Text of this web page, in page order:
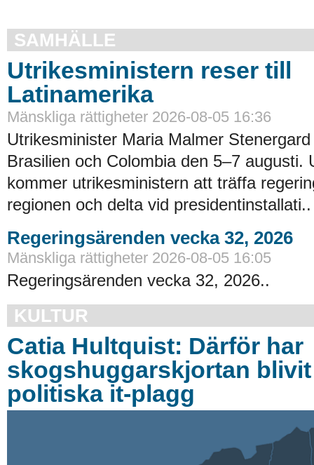
SAMHÄLLE
Utrikesministern reser till
Latinamerika
Mänskliga rättigheter 2026-08-05 16:36
Utrikesminister Maria Malmer
Brasilien och Colombia den 5–7 augusti.
kommer utrikesministern att träffa
regionen och delta vid presidentinstallati..
Regeringsärenden vecka 32, 2026
Mänskliga rättigheter 2026-08-05 16:05
Regeringsärenden vecka 32, 2026..
KULTUR
Catia Hultquist: Därför har
skogshuggarskjortan
politiska it-plagg